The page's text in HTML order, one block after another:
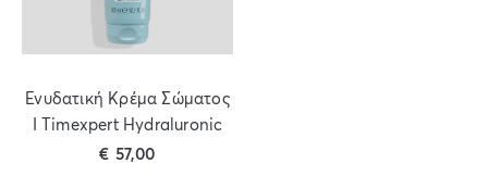
Ενυδατική Κρέμα Σώματος
I Timexpert Hydraluronic
€ 57,00